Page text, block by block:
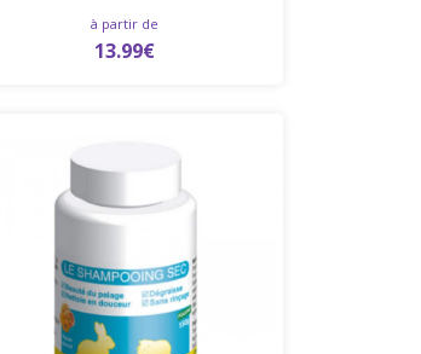
à partir de
13.99€